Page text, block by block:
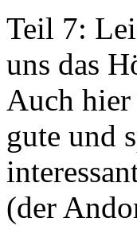
Teil 7:
uns das
Auch
gute und
(der